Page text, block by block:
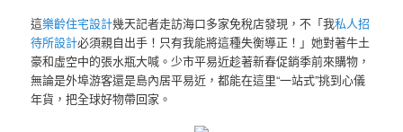
這樂齡住宅設計幾天記者走訪海口多家免稅店發現，不「我私人招
待所設計必須親自出手！只有我能將這種失衡導正！」她對著牛土
豪和虛空中的張水瓶大喊。少市平易近趁著新春促銷季前來購物，
無論是外埠游客還是島內居平易近，都能在這里“一站式”挑到心儀
年貨，把全球好物帶回家。